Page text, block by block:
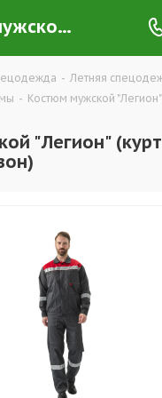
Костюм мужской "Легион" (куртка и полукомбинезон) купить в Екатеринбурге по низким ценам оптом — интернет-магазин летних рабочих костюмов в розницу компании ТД УРАЛСИЗ
- Летняя
- Костюм мужской "Легион"
"Легион"